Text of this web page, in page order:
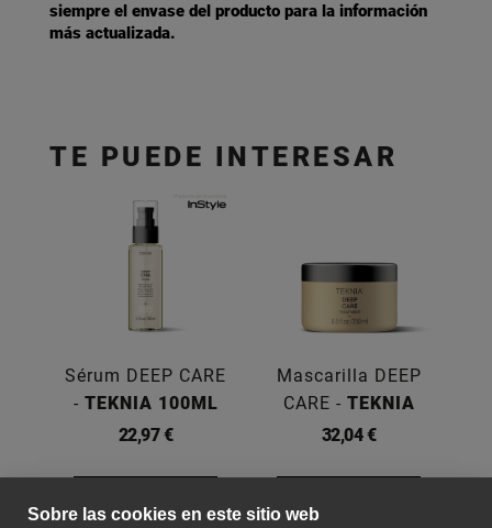
siempre el envase del producto para la información
más actualizada.
TE PUEDE INTERESAR
Sérum DEEP CARE
- TEKNIA 100ML
22,97 €
Comprar
Mascarilla DEEP
CARE - TEKNIA
32,04 €
Sobre las cookies en este sitio web